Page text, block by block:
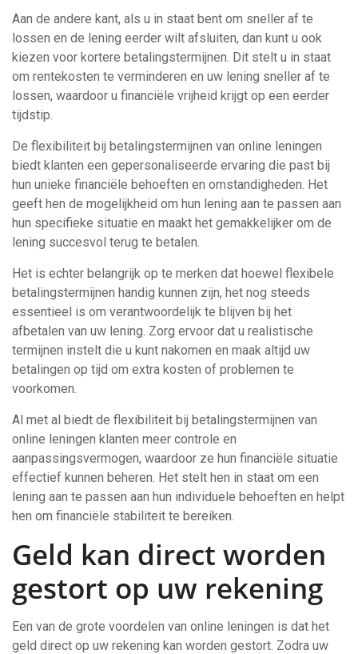
Aan de andere kant, als u in staat bent om sneller af te
lossen en de lening eerder wilt afsluiten, dan kunt u ook
kiezen voor kortere betalingstermijnen. Dit stelt u in staat
om rentekosten te verminderen en uw lening sneller af te
lossen, waardoor u financiële vrijheid krijgt op een eerder
tijdstip.
De flexibiliteit bij betalingstermijnen van online leningen
biedt klanten een gepersonaliseerde ervaring die past bij
hun unieke financiële behoeften en omstandigheden. Het
geeft hen de mogelijkheid om hun lening aan te passen aan
hun specifieke situatie en maakt het gemakkelijker om de
lening succesvol terug te betalen.
Het is echter belangrijk op te merken dat hoewel flexibele
betalingstermijnen handig kunnen zijn, het nog steeds
essentieel is om verantwoordelijk te blijven bij het
afbetalen van uw lening. Zorg ervoor dat u realistische
termijnen instelt die u kunt nakomen en maak altijd uw
betalingen op tijd om extra kosten of problemen te
voorkomen.
Al met al biedt de flexibiliteit bij betalingstermijnen van
online leningen klanten meer controle en
aanpassingsvermogen, waardoor ze hun financiële situatie
effectief kunnen beheren. Het stelt hen in staat om een ​​
lening aan te passen aan hun individuele behoeften en helpt
hen om financiële stabiliteit te bereiken.
Geld kan direct worden
gestort op uw rekening
Een van de grote voordelen van online leningen is dat het
geld direct op uw rekening kan worden gestort. Zodra uw